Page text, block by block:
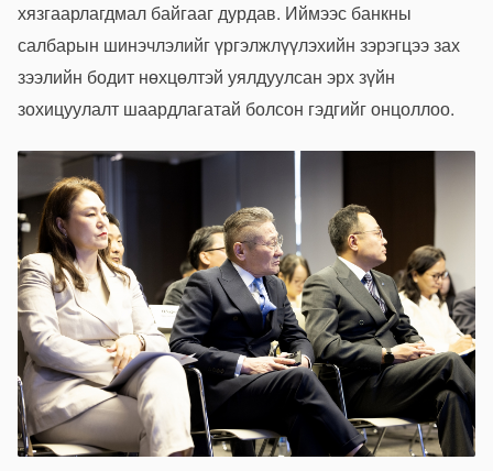
хязгаарлагдмал байгааг дурдав. Иймээс банкны
салбарын шинэчлэлийг үргэлжлүүлэхийн зэрэгцээ зах
зээлийн бодит нөхцөлтэй уялдуулсан эрх зүйн
зохицуулалт шаардлагатай болсон гэдгийг онцоллоо.